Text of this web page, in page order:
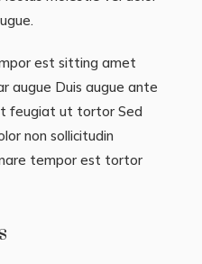
est sitting amet
augue Duis augue ante
feugiat ut tortor Sed
non sollicitudin
tempor est tortor